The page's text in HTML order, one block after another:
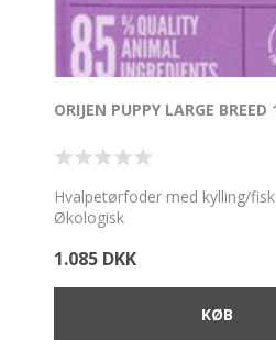
ORIJEN PUPPY LARGE BREED
Hvalpetørfoder med kylling/
Økologisk
1.085 DKK